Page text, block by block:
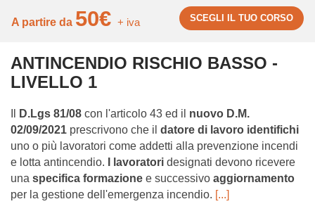
A partire da 50€ + iva SCEGLI IL TUO CORSO
ANTINCENDIO RISCHIO BASSO -
LIVELLO 1
D.Lgs 81/08 con l'articolo 43 ed il nuovo D.M.
02/09/2021 prescrivono che il datore di lavoro identifichi
uno o più lavoratori come addetti alla prevenzione incendi
e lotta antincendio.
I lavoratori designati devono ricevere
una specifica formazione e successivo aggiornamento
per la gestione dell'emergenza incendio. [...]